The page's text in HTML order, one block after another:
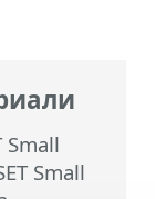
Small
Small